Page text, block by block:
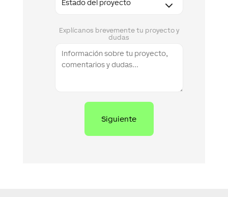
Explícanos brevemente tu proyecto y
dudas